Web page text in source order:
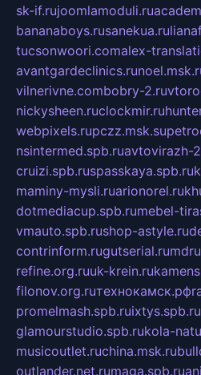
sk-if.rujoomlamoduli.ru
bananaboys.rusanekua.ru
tucsonwoori.comalex-
avantgardeclinics.ru
vilnerivne.combobry-2.ru
nickysheen.ruclockmir.ru
webpixels.rupczz.msk.su
nsintermed.spb.ruavtovirazh-
cruizi.spb.ruspasskaya.spb.ru
maminy-mysli.ruarionorel.ru
dotmediacup.spb.rumebel-
vmauto.spb.rushop-astyle.ru
contrinform.rugutserial.ru
refine.org.ruuk-krein.ru
filonov.org.ruтехнокамск.рф
promelmash.spb.ruixtys.spb.ru
glamourstudio.spb.rukola-
musicoutlet.ruchina.msk.ru
outlander.net.rumaga.spb.ru